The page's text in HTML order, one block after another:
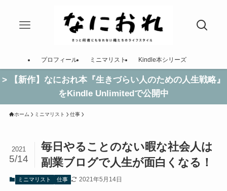
プロフィール ミニマリスト Kindle本シリーズ
> 【新作】なにおれ本『生きづらい人のための人生戦略』
をKindle Unlimitedで公開中
ホーム ミニマリスト 仕事
毎日やることのない暇な社会人は
副業ブログで人生が面白くなる！
2021
5/14
ミニマリスト 仕事 2021年5月14日